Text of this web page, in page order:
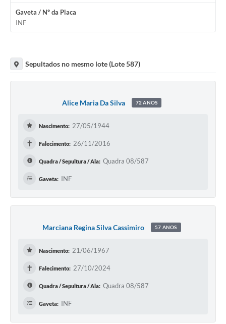
Gaveta / Nº da Placa
INF
Sepultados no mesmo lote (Lote 587)
Alice Maria Da Silva 72 ANOS
Nascimento: 27/05/1944
✝ Falecimento: 26/11/2016
Quadra / Sepultura / Ala: Quadra 08/587
Gaveta: INF
Marciana Regina Silva Cassimiro 57 ANOS
Nascimento: 21/06/1967
✝ Falecimento: 27/10/2024
Quadra / Sepultura / Ala: Quadra 08/587
Gaveta: INF